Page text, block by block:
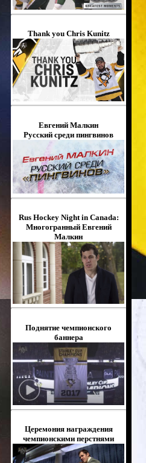
Thank you Chris Kunitz
Евгений Малкин
Русский среди пингвинов
Rus Hockey Night in Canada:
Многогранный Евгений
Малкин
Поднятие чемпионского
баннера
Церемония награждения
чемпионскими перстнями